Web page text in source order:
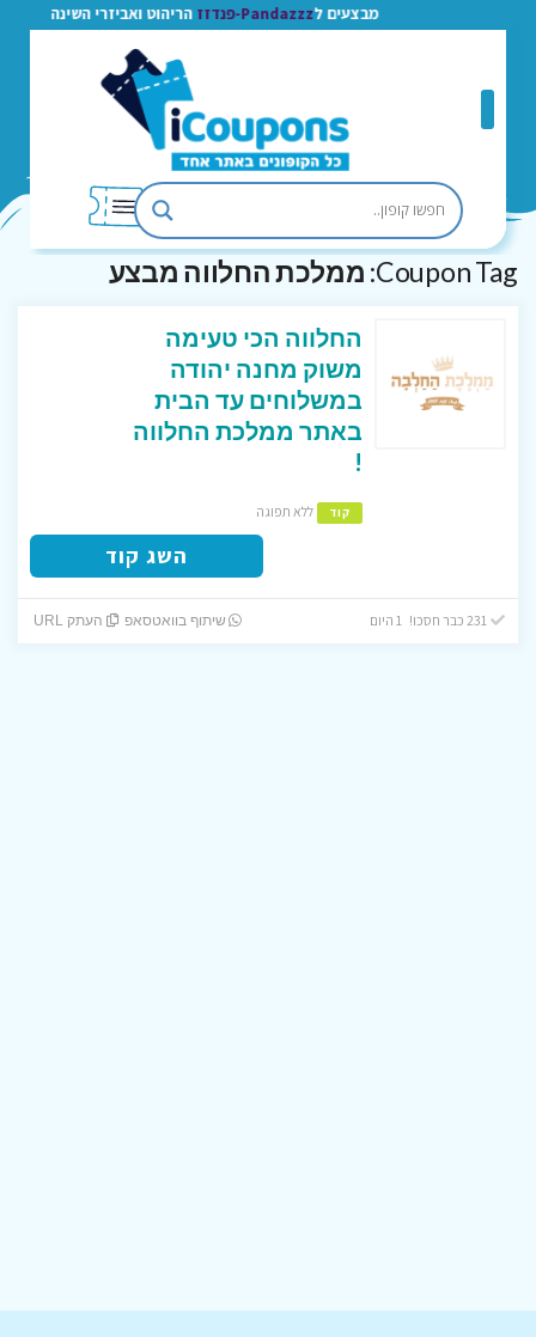
מבצעים לPandazzz-פנדזז הריהוט ואביזרי השינה
Coupon Tag: ממלכת החלווה מבצע
החלווה הכי טעימה
משוק מחנה יהודה
במשלוחים עד הבית
באתר ממלכת החלווה
!
קוד ללא תפוגה
השג קוד
231 כבר חסכו! 1 היום שיתוף בוואטסאפ העתק URL